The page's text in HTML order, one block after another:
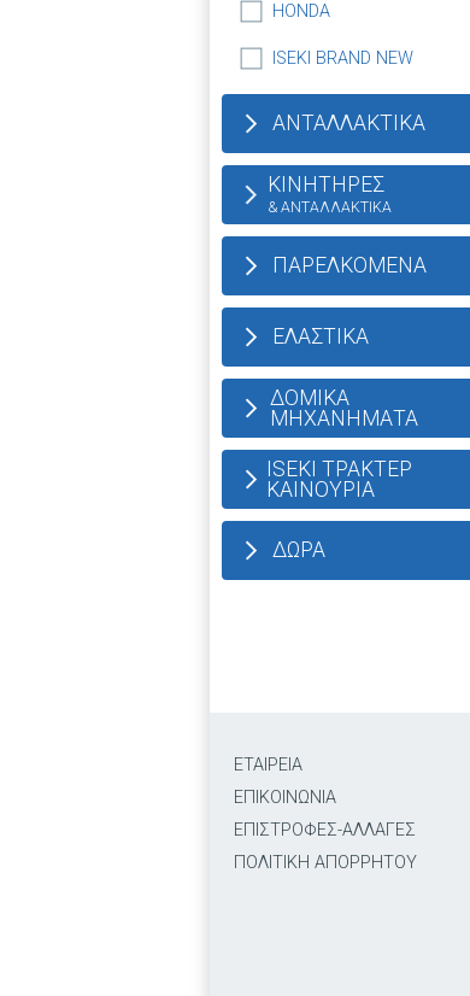
HONDA
ISEKI BRAND NEW
ΑΝΤΑΛΛΑΚΤΙΚΑ
ΚΙΝΗΤΗΡΕΣ
& ΑΝΤΑΛΛΑΚΤΙΚΑ
ΠΑΡΕΛΚΟΜΕΝΑ
ΕΛΑΣΤΙΚΑ
ΔΟΜΙΚΑ
ΜΗΧΑΝΗΜΑΤΑ
ISEKI ΤΡΑΚΤΕΡ
ΚΑΙΝΟΥΡΙΑ
ΔΩΡΑ
ΕΤΑΙΡΕΙΑ
ΕΠΙΚΟΙΝΩΝΙΑ
ΕΠΙΣΤΡΟΦΕΣ-ΑΛΛΑΓΕΣ
ΠΟΛΙΤΙΚΗ ΑΠΟΡΡΗΤΟΥ